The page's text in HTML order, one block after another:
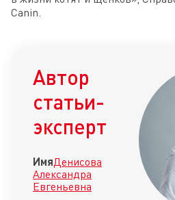
Canin.
Автор
статьи-
эксперт
ИмяДенисова
Александра
Евгеньевна